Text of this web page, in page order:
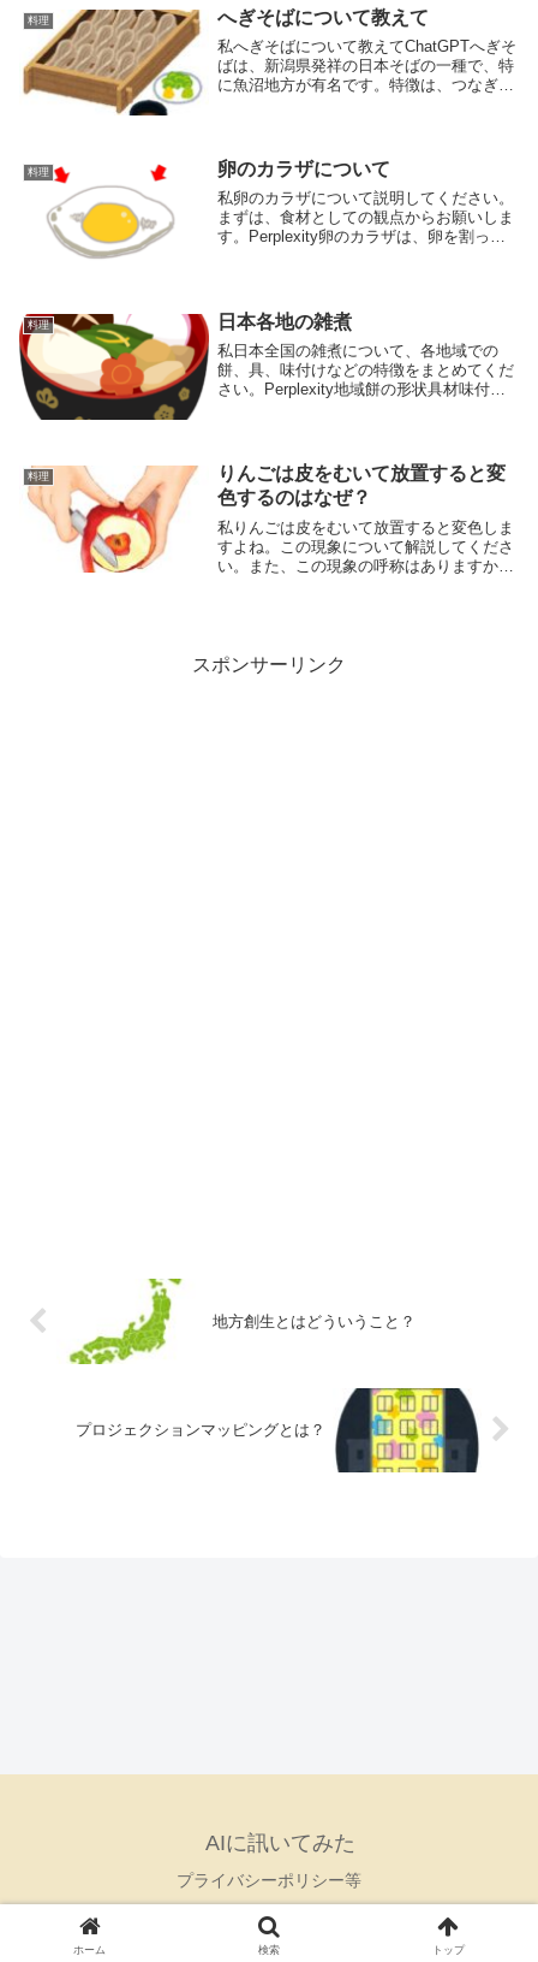
です。薄力粉:タンパク質含有量は約
8~9%3グ...
料理 へぎそばについて教えて
私へぎそばについて教えてChatGPTへぎそ
ばは、新潟県発祥の日本そばの一種で、特
に魚沼地方が有名です。特徴は、つなぎと
ぎ」とは...
料理 卵のカラザについて
私卵のカラザについて説明してください。
まずは、食材としての観点からお願いしま
す。Perplexity卵のカラザは、卵を割った
す：...
料理 日本各地の雑煮
私日本全国の雑煮について、各地域での
餅、具、味付けなどの特徴をまとめてくだ
さい。Perplexity地域餅の形状具材味付け
料理
りんごは皮をむいて放置すると変
色するのはなぜ？
私りんごは皮をむいて放置すると変色しま
すよね。この現象について解説してくださ
い。また、この現象の呼称はありますか？
スポンサーリンク
地方創生とはどういうこと？
プロジェクションマッピングとは？
AIに訊いてみた
プライバシーポリシー等
© 2024 AIに訊いてみた.
ホーム 検索 トップ